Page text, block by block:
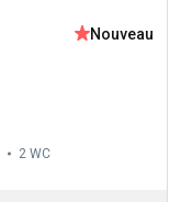
Nouveau
2 WC